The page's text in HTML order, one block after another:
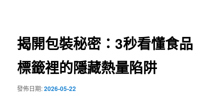
揭開包裝秘密：3秒看懂食品
標籤裡的隱藏熱量陷阱
發佈日期:2026-05-22